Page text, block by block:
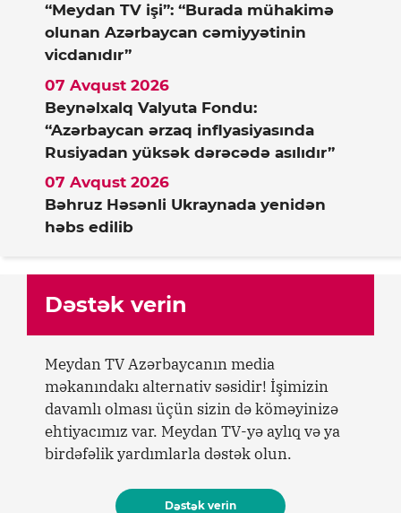
“Meydan TV işi”: “Burada mühakimə
olunan Azərbaycan cəmiyyətinin
vicdanıdır”
Beynəlxalq Valyuta Fondu:
“Azərbaycan ərzaq inflyasiyasında
Rusiyadan yüksək dərəcədə asılıdır”
07 Avqust 2026
Bəhruz Həsənli Ukraynada yenidən
həbs edilib
07 Avqust 2026
Dəstək verin
Meydan TV Azərbaycanın media
məkanındakı alternativ səsidir! İşimizin
davamlı olması üçün sizin də köməyinizə
ehtiyacımız var. Meydan TV-yə aylıq və ya
birdəfəlik yardımlarla dəstək olun.
Dəstək verin